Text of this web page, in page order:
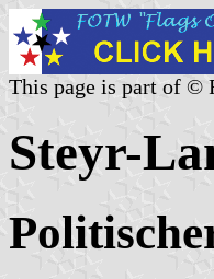
This page is part of ©
Steyr-